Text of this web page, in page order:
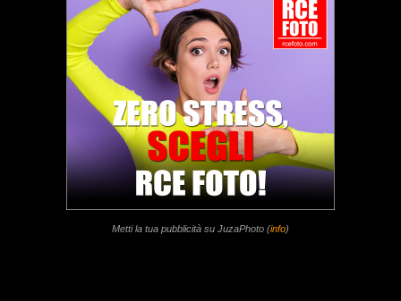
Metti la tua pubblicità su JuzaPhoto (info)